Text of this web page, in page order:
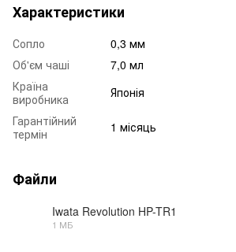
Характеристики
Сопло
0,3 мм
Об'єм чаші
7,0 мл
Країна
виробника
Японія
Гарантійний
термін
1 місяць
Файли
Iwata Revolution HP-TR1
1 МБ